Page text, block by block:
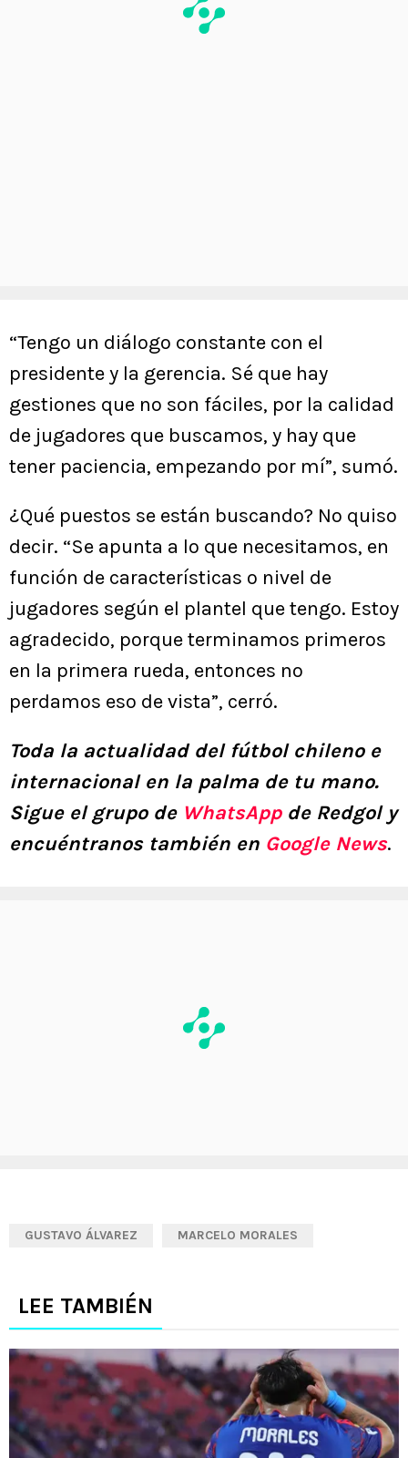
“Tengo un diálogo constante con el
presidente y la gerencia. Sé que hay
gestiones que no son fáciles, por la calidad
de jugadores que buscamos, y hay que
tener paciencia, empezando por mí”, sumó.
¿Qué puestos se están buscando? No quiso
decir. “Se apunta a lo que necesitamos, en
función de características o nivel de
jugadores según el plantel que tengo. Estoy
agradecido, porque terminamos primeros
en la primera rueda, entonces no
perdamos eso de vista”, cerró.
Toda la actualidad del fútbol chileno e
internacional en la palma de tu mano.
Sigue el grupo de WhatsAppde Redgol y
encuéntranos también en Google News.
GUSTAVO ÁLVAREZ MARCELO MORALES
LEE TAMBIÉN